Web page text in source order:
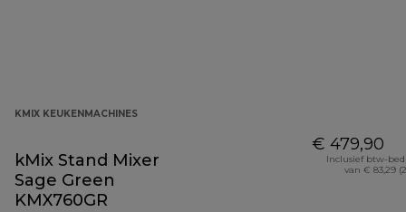
KMIX KEUKENMACHINES
kMix Stand Mixer
Sage Green
KMX760GR
€ 479,90
Inclusief btw-
van € 83,29